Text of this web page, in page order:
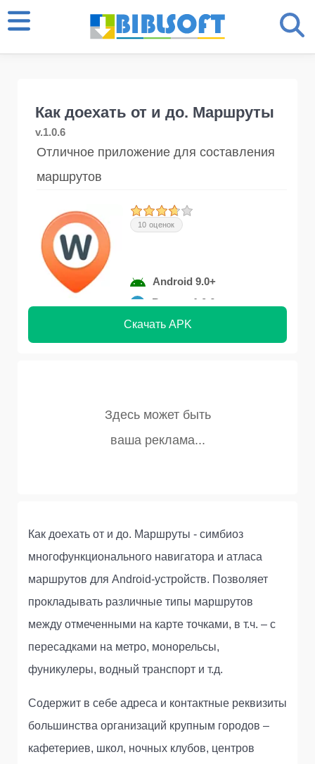
Как доехать от и до. Маршруты
v.1.0.6
Отличное приложение для составления
маршрутов
10 оценок
Android 9.0+
Версия 1.0.6
Скачать APK
Как доехать от и до. Маршруты - симбиоз
многофункционального навигатора и атласа
маршрутов для Android-устройств. Позволяет
прокладывать различные типы маршрутов
между отмеченными на карте точками, в т.ч. – с
пересадками на метро, монорельсы,
фуникулеры, водный транспорт и т.д.
Содержит в себе адреса и контактные реквизиты
большинства организаций крупным городов –
кафетериев, школ, ночных клубов, центров